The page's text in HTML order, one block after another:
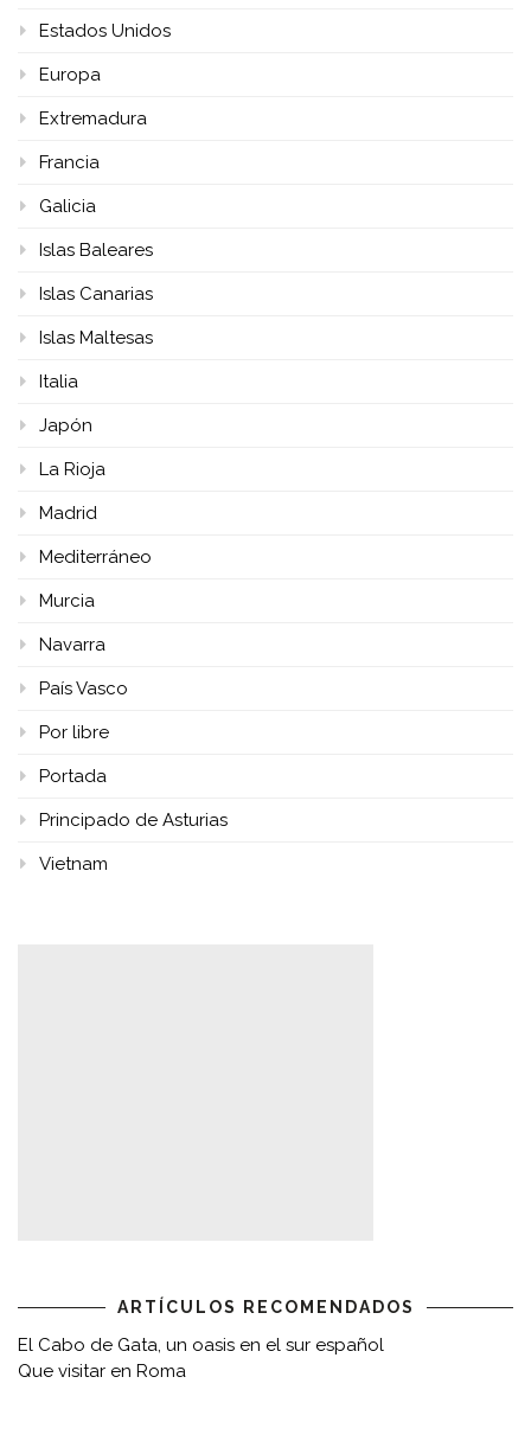
Estados Unidos
Europa
Extremadura
Francia
Galicia
Islas Baleares
Islas Canarias
Islas Maltesas
Italia
Japón
La Rioja
Madrid
Mediterráneo
Murcia
Navarra
País Vasco
Por libre
Portada
Principado de Asturias
Vietnam
ARTÍCULOS RECOMENDADOS
El Cabo de Gata, un oasis en el sur español
Que visitar en Roma